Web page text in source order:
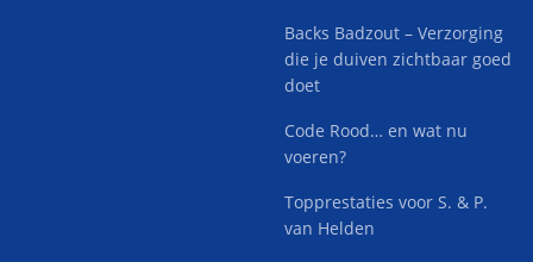
Backs Badzout – Verzorging
die je duiven zichtbaar goed
doet
Code Rood… en wat nu
voeren?
Topprestaties voor S. & P.
van Helden